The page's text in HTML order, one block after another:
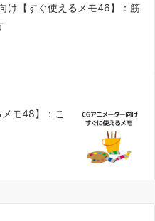
け【すぐ使えるメモ46】：筋
モ48】：こ